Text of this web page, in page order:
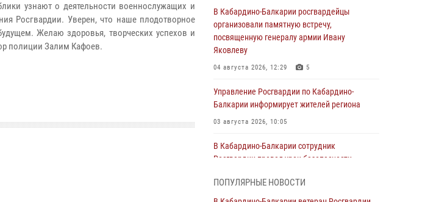
узнают о деятельности военнослужащих и
Росгвардии. Уверен, что наше плодотворное
Желаю здоровья, творческих успехов и
полиции Залим Кафоев.
В Кабардино-Балкарии росгвардейцы
организовали памятную встречу,
посвященную генералу армии Ивану
Яковлеву
04 августа 2026, 12:29 5
Управление Росгвардии по Кабардино-
Балкарии информирует жителей региона
03 августа 2026, 10:05
В Кабардино‑Балкарии сотрудник
Росгвардии провел урок безопасности
ПОПУЛЯРНЫЕ НОВОСТИ